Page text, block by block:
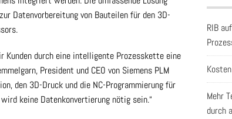
Datenvorbereitung von Bauteilen für den 3D-
Kunden durch eine intelligente Prozesskette eine
President und CEO von Siemens PLM
den 3D-Druck und die NC-Programmierung für
keine Datenkonvertierung nötig sein.“
RIB
Mehr
durch